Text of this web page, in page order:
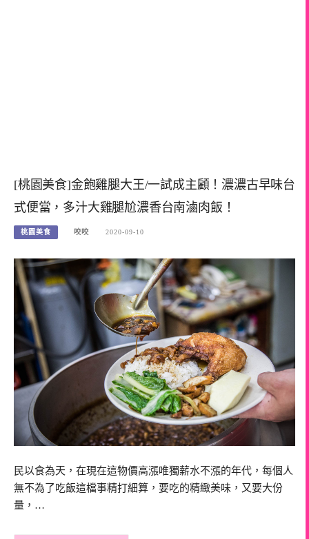
[桃園美食]金飽雞腿大王/一試成主顧！濃濃古早味台
式便當，多汁大雞腿尬濃香台南滷肉飯！
桃園美食 咬咬 2020-09-10
民以食為天，在現在這物價高漲唯獨薪水不漲的年代，每個人
無不為了吃飯這檔事精打細算，要吃的精緻美味，又要大份
量，…